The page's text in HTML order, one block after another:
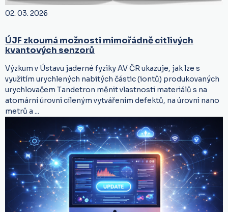
02. 03. 2026
ÚJF zkoumá možnosti mimořádně citlivých
kvantových senzorů
Výzkum v Ústavu jaderné fyziky AV ČR ukazuje, jak lze s
využitím urychlených nabitých částic (iontů) produkovaných
urychlovačem Tandetron měnit vlastnosti materiálů s na
atomární úrovni cíleným vytvářením defektů, na úrovni nano
metrů a ...